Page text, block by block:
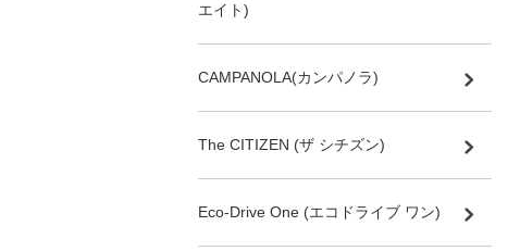
エイト)
CAMPANOLA(カンパノラ)
The CITIZEN (ザ シチズン)
Eco-Drive One (エコドライブ ワン)